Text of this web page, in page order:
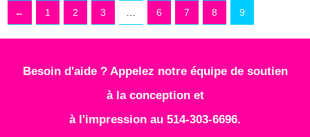
← 1 2 3 6 7 8 9
Besoin d'aide ? Appelez notre équipe de soutien
à la conception et
à l'impression au 514-303-6696.